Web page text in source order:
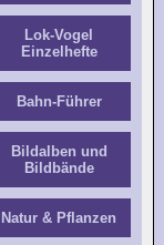
Lok-Vogel
Einzelhefte
Bahn-Führer
Bildalben und
Bildbände
Natur & Pflanzen